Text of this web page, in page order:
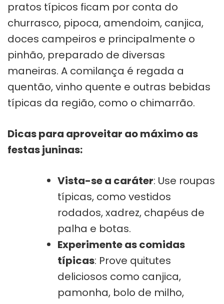
pratos típicos ficam por conta do
churrasco, pipoca, amendoim, canjica,
doces campeiros e principalmente o
pinhão, preparado de diversas
maneiras. A comilança é regada a
quentão, vinho quente e outras bebidas
típicas da região, como o chimarrão.
Dicas para aproveitar ao máximo as
festas juninas:
Vista-se a caráter: Use roupas
típicas, como vestidos
rodados, xadrez, chapéus de
palha e botas.
Experimente as comidas
típicas: Prove quitutes
deliciosos como canjica,
pamonha, bolo de milho,